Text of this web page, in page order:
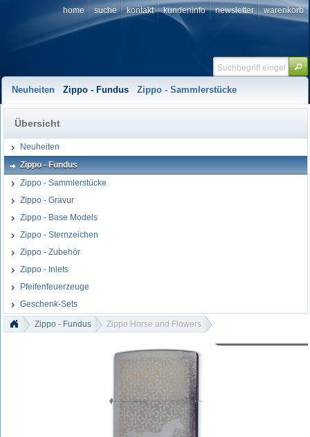
home suche kontakt kundeninfo newsletter warenkorb
Neuheiten Zippo - Fundus Zippo - Sammlerstücke
Übersicht
Neuheiten
Zippo - Fundus
Zippo - Sammlerstücke
Zippo - Gravur
Zippo - Base Models
Zippo - Sternzeichen
Zippo - Zubehör
Zippo - Inlets
Pfeifenfeuerzeuge
Geschenk-Sets
Zippo - Fundus Zippo Horse and Flowers